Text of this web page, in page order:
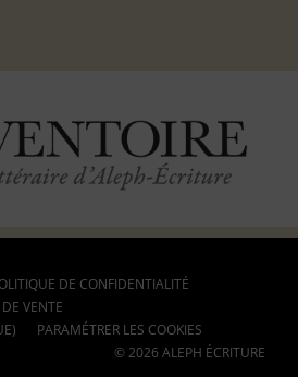
DE CONFIDENTIALITÉ
VENTE
PARAMÉTRER LES COOKIES
© 2026 ALEPH ÉCRITURE